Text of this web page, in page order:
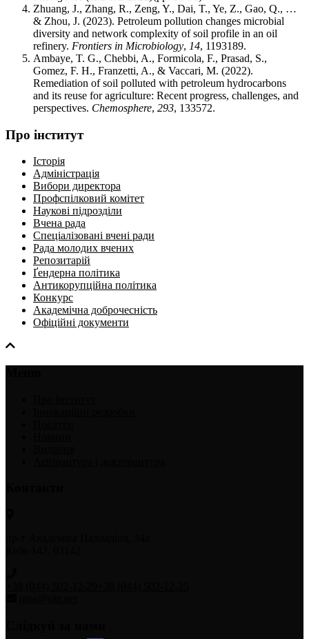
Zhuang, J., Zhang, R., Zeng, Y., Dai, T., Ye, Z., Gao, Q., …
& Zhou, J. (2023). Petroleum pollution changes microbial
diversity and network complexity of soil profile in an oil
refinery. Frontiers in Microbiology, 14, 1193189.
Ambaye, T. G., Chebbi, A., Formicola, F., Prasad, S.,
Gomez, F. H., Franzetti, A., & Vaccari, M. (2022).
Remediation of soil polluted with petroleum hydrocarbons
and its reuse for agriculture: Recent progress, challenges, and
perspectives. Chemosphere, 293, 133572.
Про інститут
Історія
Адміністрація
Вибори директора
Профспілковий комітет
Наукові підрозділи
Вчена рада
Спеціалізовані вчені ради
Рада молодих вчених
Репозитарій
Ґендерна політика
Антикорупційна політика
Конкурс
Академічна доброчесність
Офіційні документи